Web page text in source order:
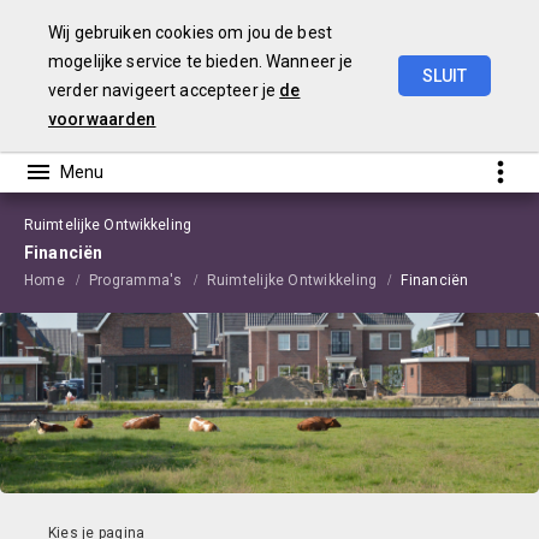
Ruimtelijke Ontwikkeling
Financiën
Home Programma's Ruimtelijke Ontwikkeling Financiën
Wij gebruiken cookies om jou de best
mogelijke service te bieden. Wanneer je
verder navigeert accepteer je de
voorwaarden
SLUIT